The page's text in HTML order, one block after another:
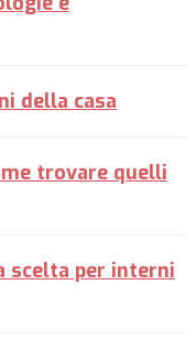
della casa
trovare quelli
scelta per interni